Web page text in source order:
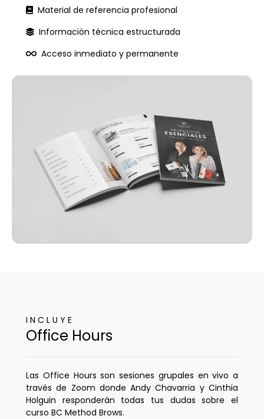
Material de referencia profesional
Información técnica estructurada
Acceso inmediato y permanente
I N C L U Y E
Office Hours
Las Office Hours son sesiones grupales en vivo a
través de Zoom donde Andy Chavarria y Cinthia
Holguin responderán todas tus dudas sobre el
curso BC Method Brows.